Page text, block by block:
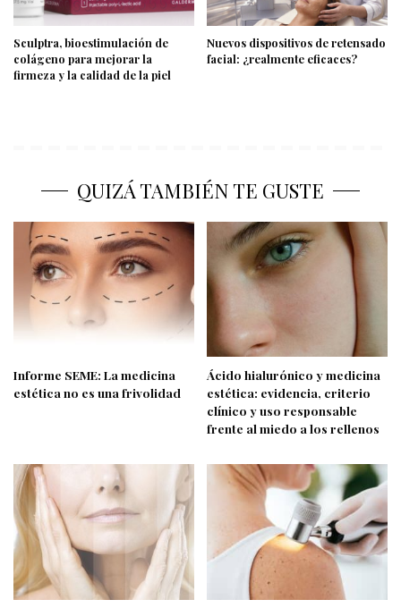
Sculptra, bioestimulación de
colágeno para mejorar la
firmeza y la calidad de la piel
Nuevos dispositivos de retensado
facial: ¿realmente eficaces?
QUIZÁ TAMBIÉN TE GUSTE
Informe SEME: La medicina
estética no es una frivolidad
Ácido hialurónico y medicina
estética: evidencia, criterio
clínico y uso responsable
frente al miedo a los rellenos